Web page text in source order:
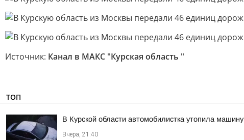
Источник: Канал в МАКС "Курская область "
ТОП
В Курской области автомобилистка утопила машину
Вчера, 21:40